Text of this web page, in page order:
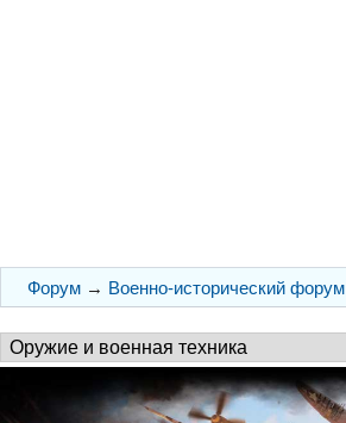
Форум → Военно-исторический форум